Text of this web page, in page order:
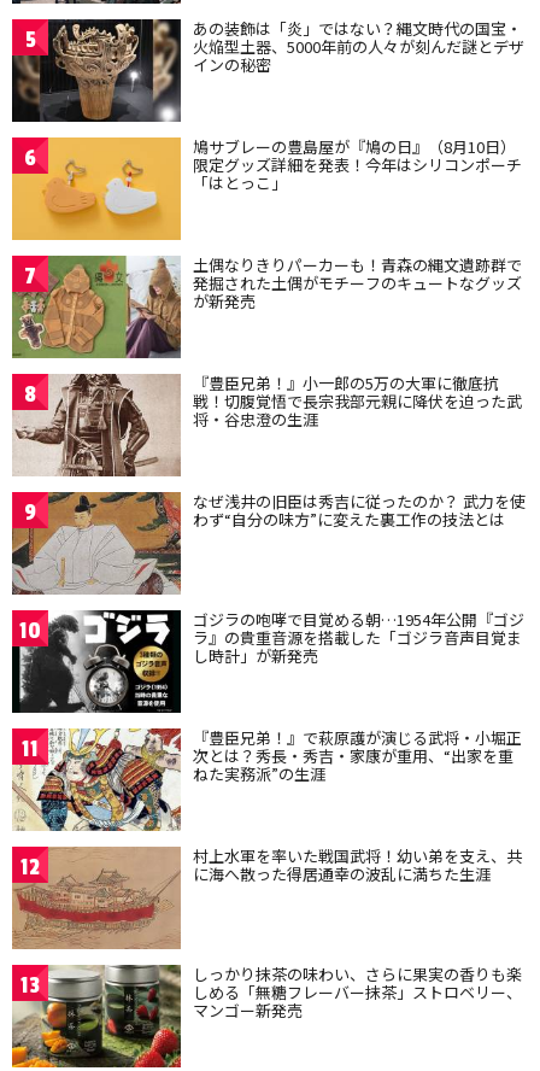
5 あの装飾は「炎」ではない？縄文時代の国宝・
火焔型土器、5000年前の人々が刻んだ謎とデザ
インの秘密
6 鳩サブレーの豊島屋が『鳩の日』（8月10日）
限定グッズ詳細を発表！今年はシリコンポーチ
「はとっこ」
7 土偶なりきりパーカーも！青森の縄文遺跡群で
発掘された土偶がモチーフのキュートなグッズ
が新発売
8 『豊臣兄弟！』小一郎の5万の大軍に徹底抗
戦！切腹覚悟で長宗我部元親に降伏を迫った武
将・谷忠澄の生涯
9 なぜ浅井の旧臣は秀吉に従ったのか？ 武力を使
わず“自分の味方”に変えた裏工作の技法とは
10 ゴジラの咆哮で目覚める朝…1954年公開『ゴジ
ラ』の貴重音源を搭載した「ゴジラ音声目覚ま
し時計」が新発売
11 『豊臣兄弟！』で萩原護が演じる武将・小堀正
次とは？秀長・秀吉・家康が重用、“出家を重
ねた実務派”の生涯
12 村上水軍を率いた戦国武将！幼い弟を支え、共
に海へ散った得居通幸の波乱に満ちた生涯
13 しっかり抹茶の味わい、さらに果実の香りも楽
しめる「無糖フレーバー抹茶」ストロベリー、
マンゴー新発売